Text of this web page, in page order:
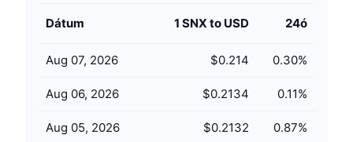
Tanulj & Keress
Naptár
Dátum 1 SNX to USD 24ó
Aug 07, 2026 $0.214 0.30%
Aug 06, 2026 $0.2134 0.11%
Aug 05, 2026 $0.2132 0.87%